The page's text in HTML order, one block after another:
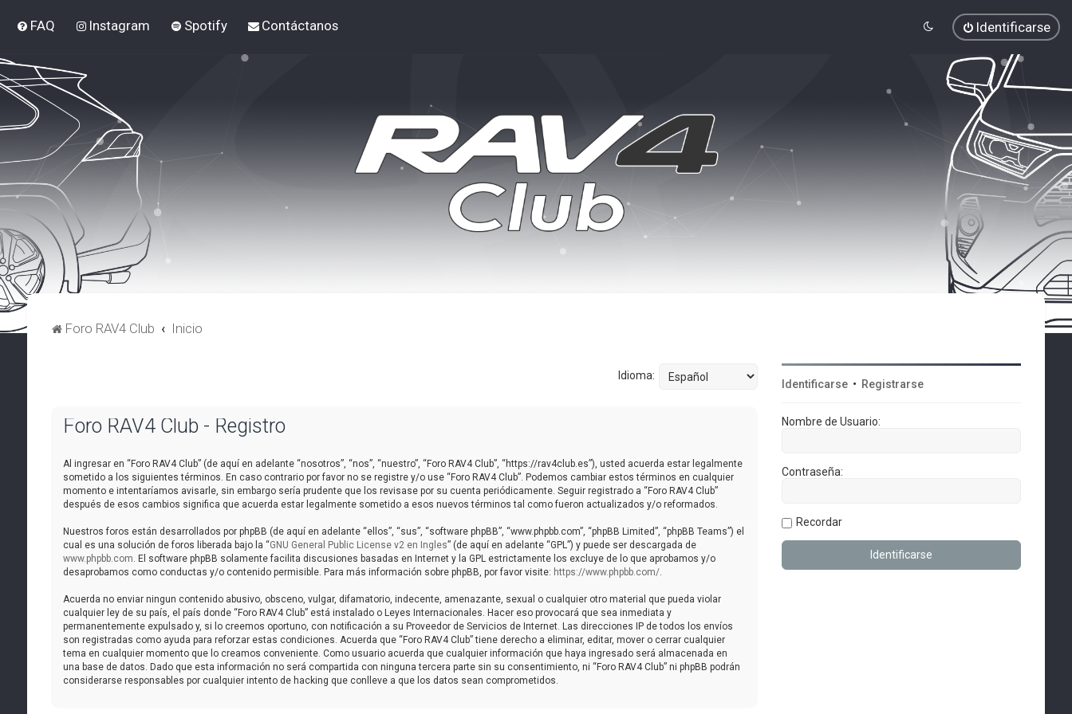
FAQ Instagram Spotify Contáctanos Identificarse
Foro RAV4 Club Inicio
Idioma:
Foro RAV4 Club - Registro
Al ingresar en “Foro RAV4 Club” (de aquí en adelante “nosotros”, “nos”, “nuestro”, “Foro RAV4 Club”, “https://rav4club.es”), usted acuerda estar legalmente
sometido a los siguientes términos. En caso contrario por favor no se registre y/o use “Foro RAV4 Club”. Podemos cambiar estos términos en cualquier
momento e intentaríamos avisarle, sin embargo sería prudente que los revisase por su cuenta periódicamente. Seguir registrado a “Foro RAV4 Club”
después de esos cambios significa que acuerda estar legalmente sometido a esos nuevos términos tal como fueron actualizados y/o reformados.
Nuestros foros están desarrollados por phpBB (de aquí en adelante “ellos”, “sus”, “software phpBB”, “www.phpbb.com”, “phpBB Limited”, “phpBB Teams”) el
cual es una solución de foros liberada bajo la “GNU General Public License v2 en Ingles” (de aquí en adelante “GPL”) y puede ser descargada de
www.phpbb.com. El software phpBB solamente facilita discusiones basadas en Internet y la GPL estrictamente los excluye de lo que aprobamos y/o
desaprobamos como conductas y/o contenido permisible. Para más información sobre phpBB, por favor visite: https://www.phpbb.com/.
Acuerda no enviar ningun contenido abusivo, obsceno, vulgar, difamatorio, indecente, amenazante, sexual o cualquier otro material que pueda violar
cualquier ley de su país, el país donde “Foro RAV4 Club” está instalado o Leyes Internacionales. Hacer eso provocará que sea inmediata y
permanentemente expulsado y, si lo creemos oportuno, con notificación a su Proveedor de Servicios de Internet. Las direcciones IP de todos los envíos
son registradas como ayuda para reforzar estas condiciones. Acuerda que “Foro RAV4 Club” tiene derecho a eliminar, editar, mover o cerrar cualquier
tema en cualquier momento que lo creamos conveniente. Como usuario acuerda que cualquier información que haya ingresado será almacenada en
una base de datos. Dado que esta información no será compartida con ninguna tercera parte sin su consentimiento, ni “Foro RAV4 Club” ni phpBB podrán
considerarse responsables por cualquier intento de hacking que conlleve a que los datos sean comprometidos.
Identificarse • Registrarse
Nombre de Usuario:
Contraseña:
Recordar